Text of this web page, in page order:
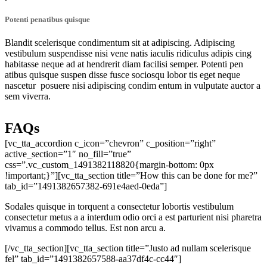
Potenti penatibus quisque
Blandit scelerisque condimentum sit at adipiscing. Adipiscing
vestibulum suspendisse nisi vene natis iaculis ridiculus adipis cing
habitasse neque ad at hendrerit diam facilisi semper. Potenti pen
atibus quisque suspen disse fusce sociosqu lobor tis eget neque
nascetur posuere nisi adipiscing condim entum in vulputate auctor a
sem viverra.
FAQs
[vc_tta_accordion c_icon=”chevron” c_position=”right”
active_section=”1″ no_fill=”true”
css=”.vc_custom_1491382118820{margin-bottom: 0px
!important;}”][vc_tta_section title=”How this can be done for me?”
tab_id=”1491382657382-691e4aed-0eda”]
Sodales quisque in torquent a consectetur lobortis vestibulum
consectetur metus a a interdum odio orci a est parturient nisi pharetra
vivamus a commodo tellus. Est non arcu a.
[/vc_tta_section][vc_tta_section title=”Justo ad nullam scelerisque
fel” tab_id=”1491382657588-aa37df4c-cc44″]